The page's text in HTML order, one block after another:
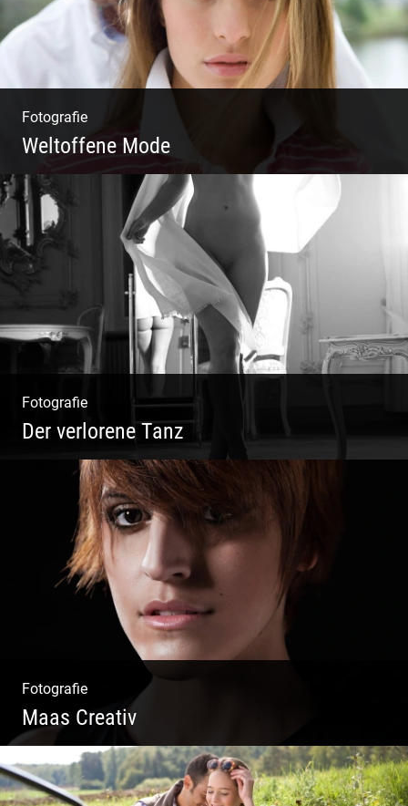
Fotografie
Weltoffene Mode
Authentische Damenmode | Hochwertige
Materialien | Moderne Kollektionen |
Exklusive Bekleidung
Fotografie
Der verlorene Tanz
Bewegung im Fluss – sinnliche Aktfotografie
Fotografie
Maas Creativ
Wella Trendshows | Kreatives Styling |
Friseur Salon | Haar Trends